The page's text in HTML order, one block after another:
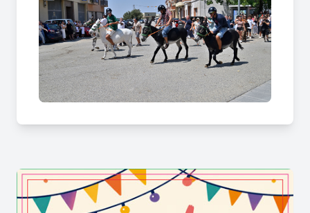
tradició?
En son moltes! Els balls omplen de gent les places
durant el dia i els quintos i quintes agafen el
relleu de matinada amb una enèrgica xaranga, la
popular i divertida "corrida" de rucs i la
tradicional plega per tots els carrers de La
Fatarella. L'esforç col·lectiu dels veïns manté
als fills de la vila com per als molts visitants que
s'apropen a La Fatarella de forma massiva.